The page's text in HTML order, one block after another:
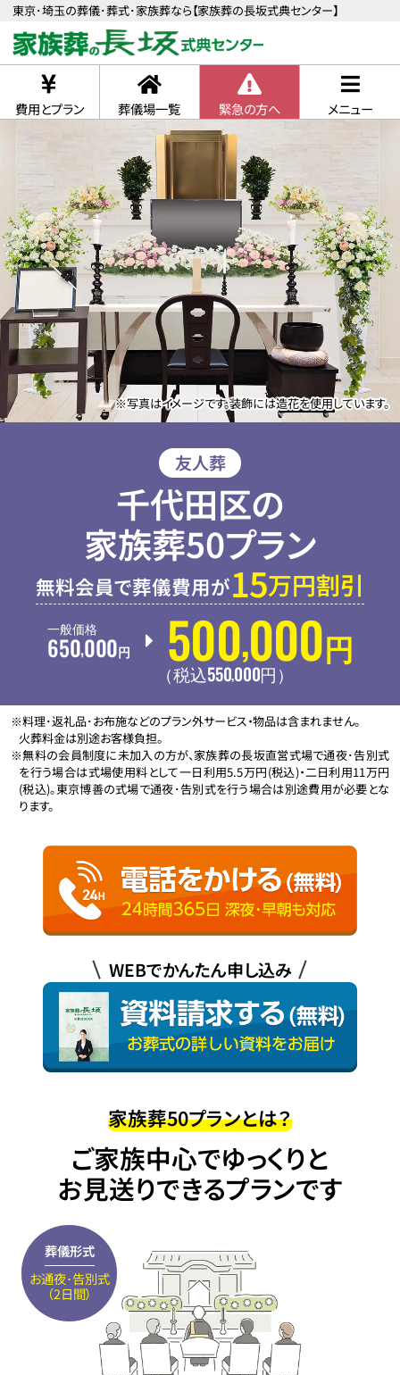
東京･埼玉の葬儀･葬式･家族葬なら【家族葬の長坂式典センター】
費用とプラン 葬儀場一覧 緊急の方へ メニュー
※写真はイメージです。装飾には造花を使用しています。
友人葬
千代田区の
家族葬50プラン
無料会員で葬儀費用が15万円割引
一般価格
650,000 円 500,000 円
（税込550,000円 ）
※料理･返礼品･お布施などのプラン外サービス・物品は含まれません。
火葬料金は別途お客様負担。
※無料の会員制度に未加入の方が、家族葬の長坂直営式場で通夜･告別式
を行う場合は式場使用料として一日利用5.5万円(税込)・二日利用11万円
(税込)。東京博善の式場で通夜･告別式を行う場合は別途費用が必要とな
ります。
WEBでかんたん申し込み
家族葬50プランとは？
ご家族中心でゆっくりと
お見送りできるプランです
葬儀形式
お通夜･告別式
（2日間）